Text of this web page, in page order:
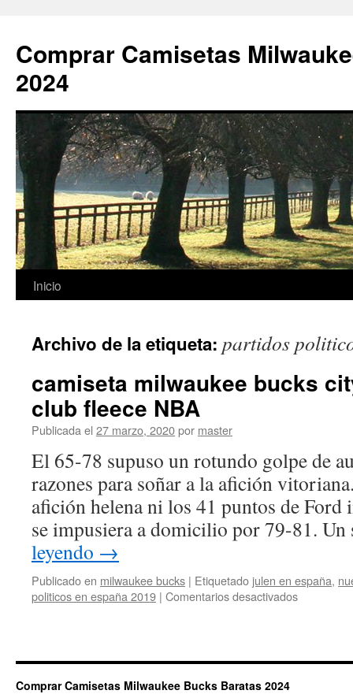
Comprar Camisetas
2024
Saltar
contenido
Inicio
Archivo de la etiqueta: partidos
camiseta milwaukee bucks
club fleece NBA
Publicada el 27 marzo, 2020por master
El 65-78 supuso un rotundo golpe de
razones para soñar a la afición
afición helena ni los 41 puntos de Ford
se impusiera a domicilio por 79-81.
leyendo →
Publicado en milwaukee bucks | Etiquetado julen en españa,
politicos en españa 2019 | Comentarios desactivadosen
city
Comprar Camisetas Milwaukee Bucks Baratas 2024